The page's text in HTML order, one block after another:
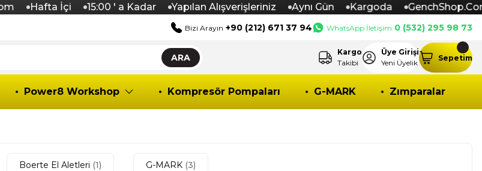
Hafta İçi 15:00 ' a Kadar Yapılan Alışverişleriniz Aynı Gün Kargoda GenchShop.Com
Bizi Arayın +90 (212) 671 37 94 WhatsApp İletişim 0 (532) 295 98 73
ARA
Kargo
Takibi
Üye Girişi
Yeni Üyelik
Sepetim
Power8 Workshop Kompresör Pompaları G-MARK Zımparalar
Boerte El Aletleri (1) G-MARK (3)